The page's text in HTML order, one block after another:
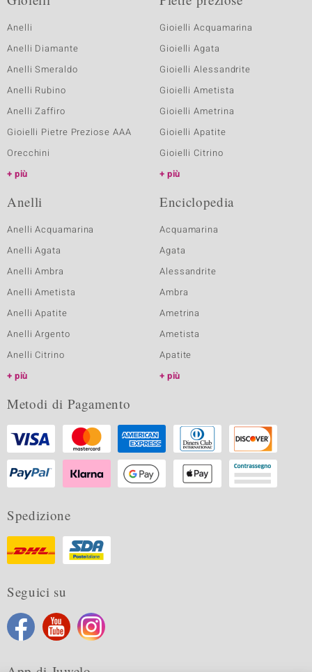
Anelli
Anelli Diamante
Anelli Smeraldo
Anelli Rubino
Anelli Zaffiro
Gioielli Pietre Preziose AAA
Orecchini
più
Gioielli Acquamarina
Gioielli Agata
Gioielli Alessandrite
Gioielli Ametista
Gioielli Ametrina
Gioielli Apatite
Gioielli Citrino
più
Anelli
Anelli Acquamarina
Anelli Agata
Anelli Ambra
Anelli Ametista
Anelli Apatite
Anelli Argento
Anelli Citrino
più
Enciclopedia
Acquamarina
Agata
Alessandrite
Ambra
Ametrina
Ametista
Apatite
più
Metodi di Pagamento
Spedizione
Seguici su